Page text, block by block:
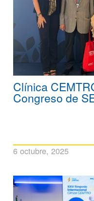
Clínica
Congreso de
6 octubre, 2025